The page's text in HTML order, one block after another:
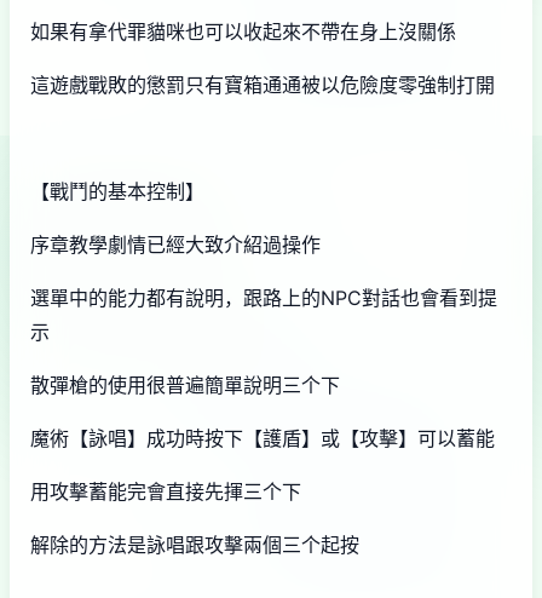
如果有拿代罪貓咪也可以收起來不帶在身上沒關係
這遊戲戰敗的懲罰只有寶箱通通被以危險度零強制打開
【戰鬥的基本控制】
序章教學劇情已經大致介紹過操作
選單中的能力都有說明，跟路上的NPC對話也會看到提
示
散彈槍的使用很普遍簡單說明三个下
魔術【詠唱】成功時按下【護盾】或【攻擊】可以蓄能
用攻擊蓄能完會直接先揮三个下
解除的方法是詠唱跟攻擊兩個三个起按